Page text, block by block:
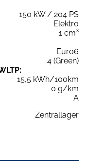
150 kW / 204 PS
Elektro
1 cm³
Euro6
4 (Green)
15,5 kWh/100km
0 g/km
A
Zentrallager